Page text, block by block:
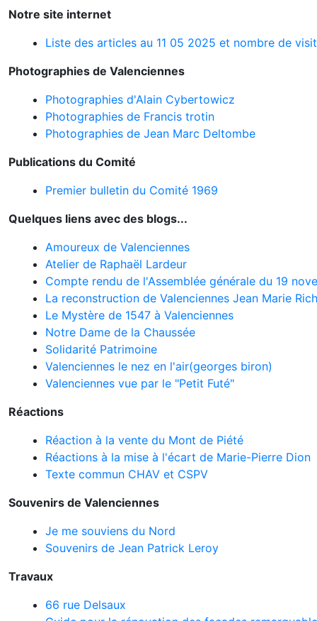
Notre site internet
Liste des articles au 11 05 2025 et nombre de
Photographies de Valenciennes
Photographies d'Alain Cybertowicz
Photographies de Francis trotin
Photographies de Jean Marc Deltombe
Publications du Comité
Premier bulletin du Comité 1969
Quelques liens avec des blogs...
Amoureux de Valenciennes
Atelier de Raphaël Lardeur
Compte rendu de l'Assemblée générale du 19
La reconstruction de Valenciennes Jean Marie
Le Mystère de 1547 à Valenciennes
Notre Dame de la Chaussée
Solidarité Patrimoine
Valenciennes le nez en l'air(georges biron)
Valenciennes vue par le "Petit Futé"
Réactions
Réaction à la vente du Mont de Piété
Réactions à la mise à l'écart de Marie-Pierre Dion
Texte commun CHAV et CSPV
Souvenirs de Valenciennes
Je me souviens du Nord
Souvenirs de Jean Patrick Leroy
Travaux
66 rue Delsaux